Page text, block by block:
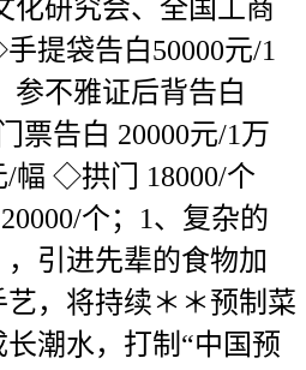
化研究会、全国工商
提袋告白50000元/1
不雅证后背告白
票告白 20000元/1万
幅 ◇拱门 18000/个
个；1、复杂的
，引进先辈的食物加
，将持续＊＊预制菜
潮水，打制“中国预